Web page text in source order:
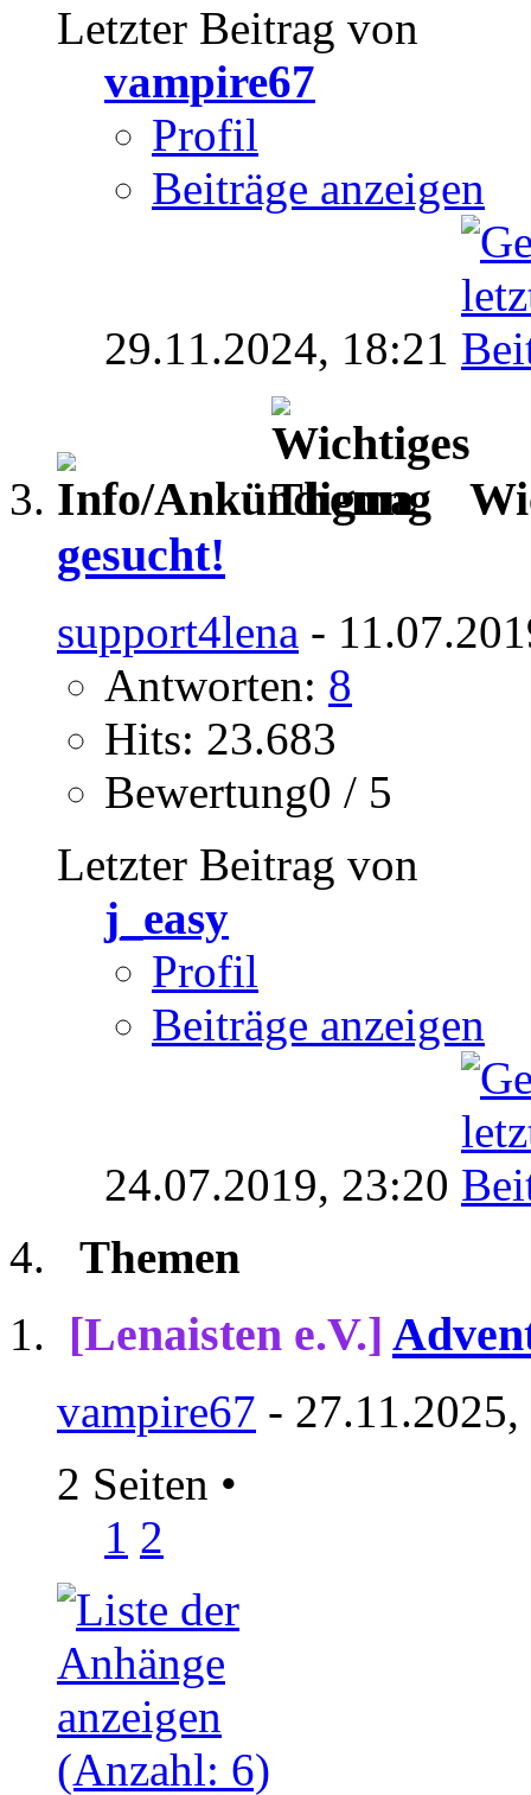
Letzter Beitrag von
vampire67
Profil
Beiträge anzeigen
29.11.2024, 18:21
gesucht!
support4lena -
Antworten: 8
Hits: 23.683
Bewertung0 / 5
Letzter Beitrag von
j_easy
Profil
Beiträge anzeigen
24.07.2019, 23:20
Themen
[Lenaisten e.V.]
vampire67 -
2 Seiten •
1 2